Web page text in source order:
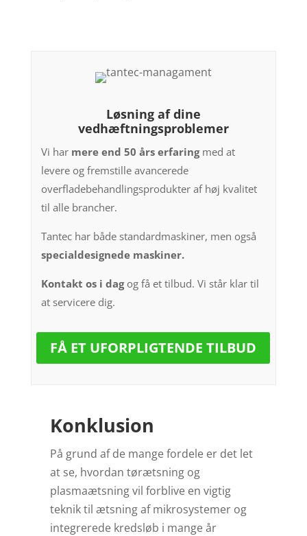
Løsning af dine
vedhæftningsproblemer
Vi har mere end 50 års erfaringmed at
levere og fremstille avancerede
overfladebehandlingsprodukter af høj kvalitet
til alle brancher.
Tantec har både standardmaskiner, men også
specialdesignede maskiner.
Kontakt os i dagog få et tilbud. Vi står klar til
at servicere dig.
FÅ ET UFORPLIGTENDE TILBUD
Konklusion
På grund af de mange fordele er det let
at se, hvordan tørætsning og
plasmaætsning vil forblive en vigtig
teknik til ætsning af mikrosystemer og
integrerede kredsløb i mange år